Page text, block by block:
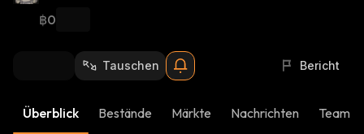
฿0
Tauschen Bericht
Überblick Bestände Märkte Nachrichten Team-